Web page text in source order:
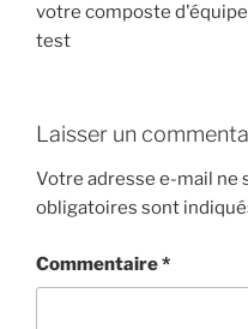
votre composte d'équipe
test
Laisser un
Votre adresse e-mail ne
obligatoires sont
Commentaire*